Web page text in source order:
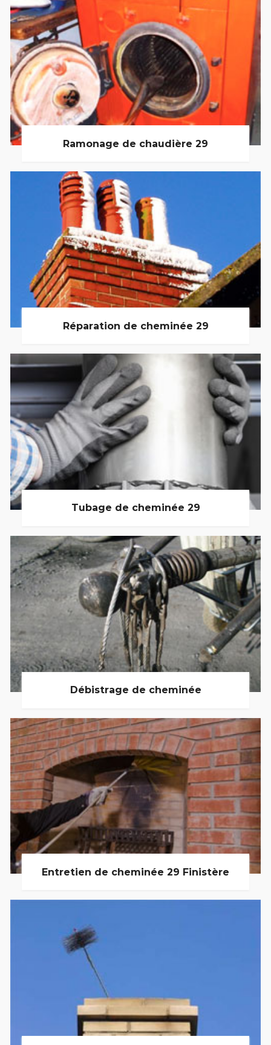
Ramonage de chaudière 29
Réparation de cheminée 29
Tubage de cheminée 29
Débistrage de cheminée
Entretien de cheminée 29 Finistère